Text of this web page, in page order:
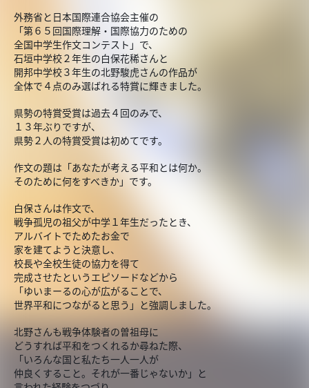
外務省と日本国際連合協会主催の
「第６５回国際理解・国際協力のための
全国中学生作文コンテスト」で、
石垣中学校２年生の白保花稀さんと
開邦中学校３年生の北野駿虎さんの作品が
全体で４点のみ選ばれる特賞に輝きました。
県勢の特賞受賞は過去４回のみで、
１３年ぶりですが、
県勢２人の特賞受賞は初めてです。
作文の題は「あなたが考える平和とは何か。
そのために何をすべきか」です。
白保さんは作文で、
戦争孤児の祖父が中学１年生だったとき、
アルバイトでためたお金で
家を建てようと決意し、
校長や全校生徒の協力を得て
完成させたというエピソードなどから
「ゆいまーるの心が広がることで、
世界平和につながると思う」と強調しました。
北野さんも戦争体験者の曽祖母に
どうすれば平和をつくれるか尋ねた際、
「いろんな国と私たち一人一人が
仲良くすること。それが一番じゃないか」と